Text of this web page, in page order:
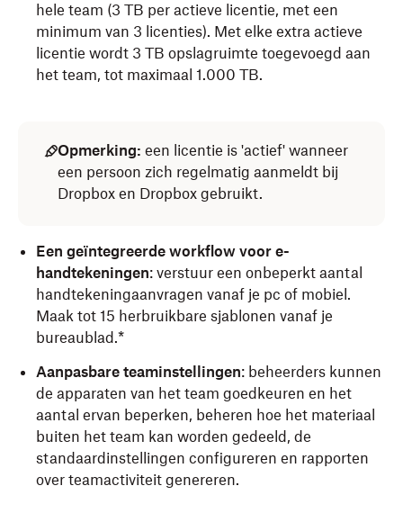
hele team (3 TB per actieve licentie, met een
minimum van 3 licenties). Met elke extra actieve
licentie wordt 3 TB opslagruimte toegevoegd aan
het team, tot maximaal 1.000 TB.
Opmerking: een licentie is 'actief' wanneer
een persoon zich regelmatig aanmeldt bij
Dropbox en Dropbox gebruikt.
Een geïntegreerde workflow voor e-
handtekeningen: verstuur een onbeperkt aantal
handtekeningaanvragen vanaf je pc of mobiel.
Maak tot 15 herbruikbare sjablonen vanaf je
bureaublad.*
Aanpasbare teaminstellingen: beheerders kunnen
de apparaten van het team goedkeuren en het
aantal ervan beperken, beheren hoe het materiaal
buiten het team kan worden gedeeld, de
standaardinstellingen configureren en rapporten
over teamactiviteit genereren.